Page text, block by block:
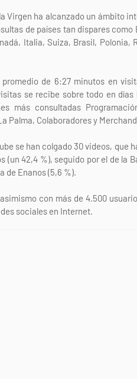
Virgen ha alcanzado un ámbito
de países tan dispares
Italia, Suiza, Brasil, Polonia,
de 6:27 minutos en
se recibe sobre todo en
más consultadas
Palma, Colaboradores y
se han colgado 30 videos, que
(un 42,4 %), seguido por el de la
de Enanos (5,6 %).
con más de 4.500
sociales en Internet.